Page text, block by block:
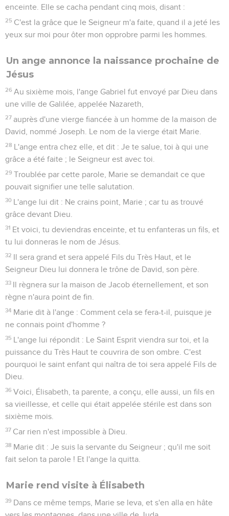
enceinte. Elle se cacha pendant cinq mois, disant :
25 C'est la grâce que le Seigneur m'a faite, quand il a jeté les
yeux sur moi pour ôter mon opprobre parmi les hommes.
Un ange annonce la naissance prochaine de
Jésus
26 Au sixième mois, l'ange Gabriel fut envoyé par Dieu dans
une ville de Galilée, appelée Nazareth,
27 auprès d'une vierge fiancée à un homme de la maison de
David, nommé Joseph. Le nom de la vierge était Marie.
28 L'ange entra chez elle, et dit : Je te salue, toi à qui une
grâce a été faite ; le Seigneur est avec toi.
29 Troublée par cette parole, Marie se demandait ce que
pouvait signifier une telle salutation.
30 L'ange lui dit : Ne crains point, Marie ; car tu as trouvé
grâce devant Dieu.
31 Et voici, tu deviendras enceinte, et tu enfanteras un fils, et
tu lui donneras le nom de Jésus.
32 Il sera grand et sera appelé Fils du Très Haut, et le
Seigneur Dieu lui donnera le trône de David, son père.
33 Il règnera sur la maison de Jacob éternellement, et son
règne n'aura point de fin.
34 Marie dit à l'ange : Comment cela se fera-t-il, puisque je
ne connais point d'homme ?
35 L'ange lui répondit : Le Saint Esprit viendra sur toi, et la
puissance du Très Haut te couvrira de son ombre. C'est
pourquoi le saint enfant qui naîtra de toi sera appelé Fils de
Dieu.
36 Voici, Élisabeth, ta parente, a conçu, elle aussi, un fils en
sa vieillesse, et celle qui était appelée stérile est dans son
sixième mois.
37 Car rien n'est impossible à Dieu.
38 Marie dit : Je suis la servante du Seigneur ; qu'il me soit
fait selon ta parole ! Et l'ange la quitta.
Marie rend visite à Élisabeth
39 Dans ce même temps, Marie se leva, et s'en alla en hâte